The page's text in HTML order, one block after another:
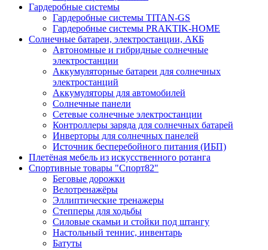
Гардеробные системы
Гардеробные системы TITAN-GS
Гардеробные системы PRAKTIK-HOME
Солнечные батареи, электростанции, АКБ
Автономные и гибридные солнечные
электростанции
Аккумуляторные батареи для солнечных
электростанций
Аккумуляторы для автомобилей
Солнечные панели
Сетевые солнечные электростанции
Контроллеры заряда для солнечных батарей
Инверторы для солнечных панелей
Источник бесперебойного питания (ИБП)
Плетёная мебель из искусственного ротанга
Спортивные товары "Спорт82"
Беговые дорожки
Велотренажёры
Эллиптические тренажеры
Степперы для ходьбы
Силовые скамьи и стойки под штангу
Настольный теннис, инвентарь
Батуты